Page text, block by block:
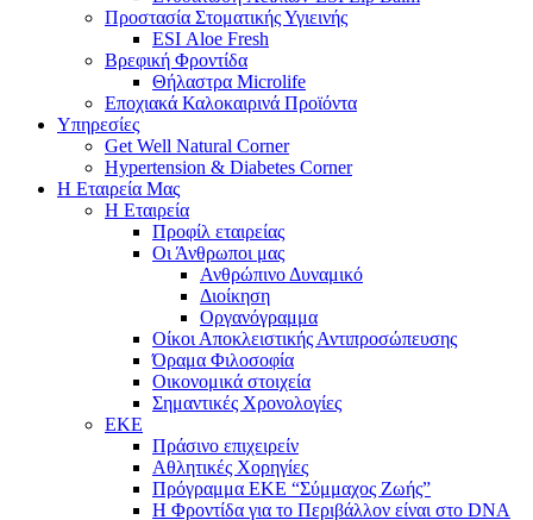
Προστασία Στοματικής Υγιεινής
ESI Αloe Fresh
Βρεφική Φροντίδα
Θήλαστρα Microlife
Εποχιακά Καλοκαιρινά Προϊόντα
Υπηρεσίες
Get Well Natural Corner
Hypertension & Diabetes Corner
Η Εταιρεία Μας
Η Εταιρεία
Προφίλ εταιρείας
Οι Άνθρωποι μας
Ανθρώπινο Δυναμικό
Διοίκηση
Οργανόγραμμα
Οίκοι Αποκλειστικής Αντιπροσώπευσης
Όραμα Φιλοσοφία
Οικονομικά στοιχεία
Σημαντικές Χρονολογίες
ΕΚΕ
Πράσινο επιχειρείν
Αθλητικές Χορηγίες
Πρόγραμμα ΕΚΕ “Σύμμαχος Ζωής”
Η Φροντίδα για το Περιβάλλον είναι στο DNA